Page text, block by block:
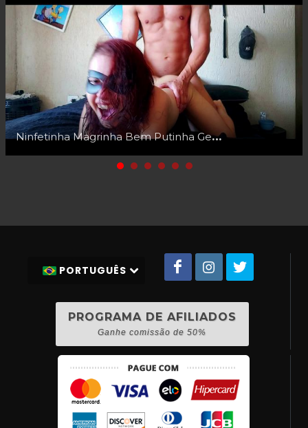
Ninfetinha Magrinha Bem Putinha Gemendo Gostoso com Dotado Completo
PORTUGUÊS
PROGRAMA DE AFILIADOS
Ganhe comissão de 50%